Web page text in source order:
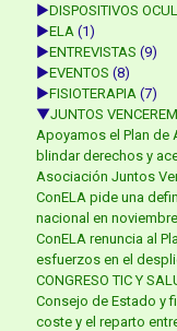
►DISPOSITIVOS
►ELA (1)
►ENTREVISTAS (9)
►EVENTOS (8)
►FISIOTERAPIA (7)
▼JUNTOS
Apoyamos el Plan de
blindar derechos y
Asociación Juntos
ConELA pide una
nacional en noviembre
ConELA renuncia al
esfuerzos en el
CONGRESO TIC Y
Consejo de Estado y
coste y el reparto